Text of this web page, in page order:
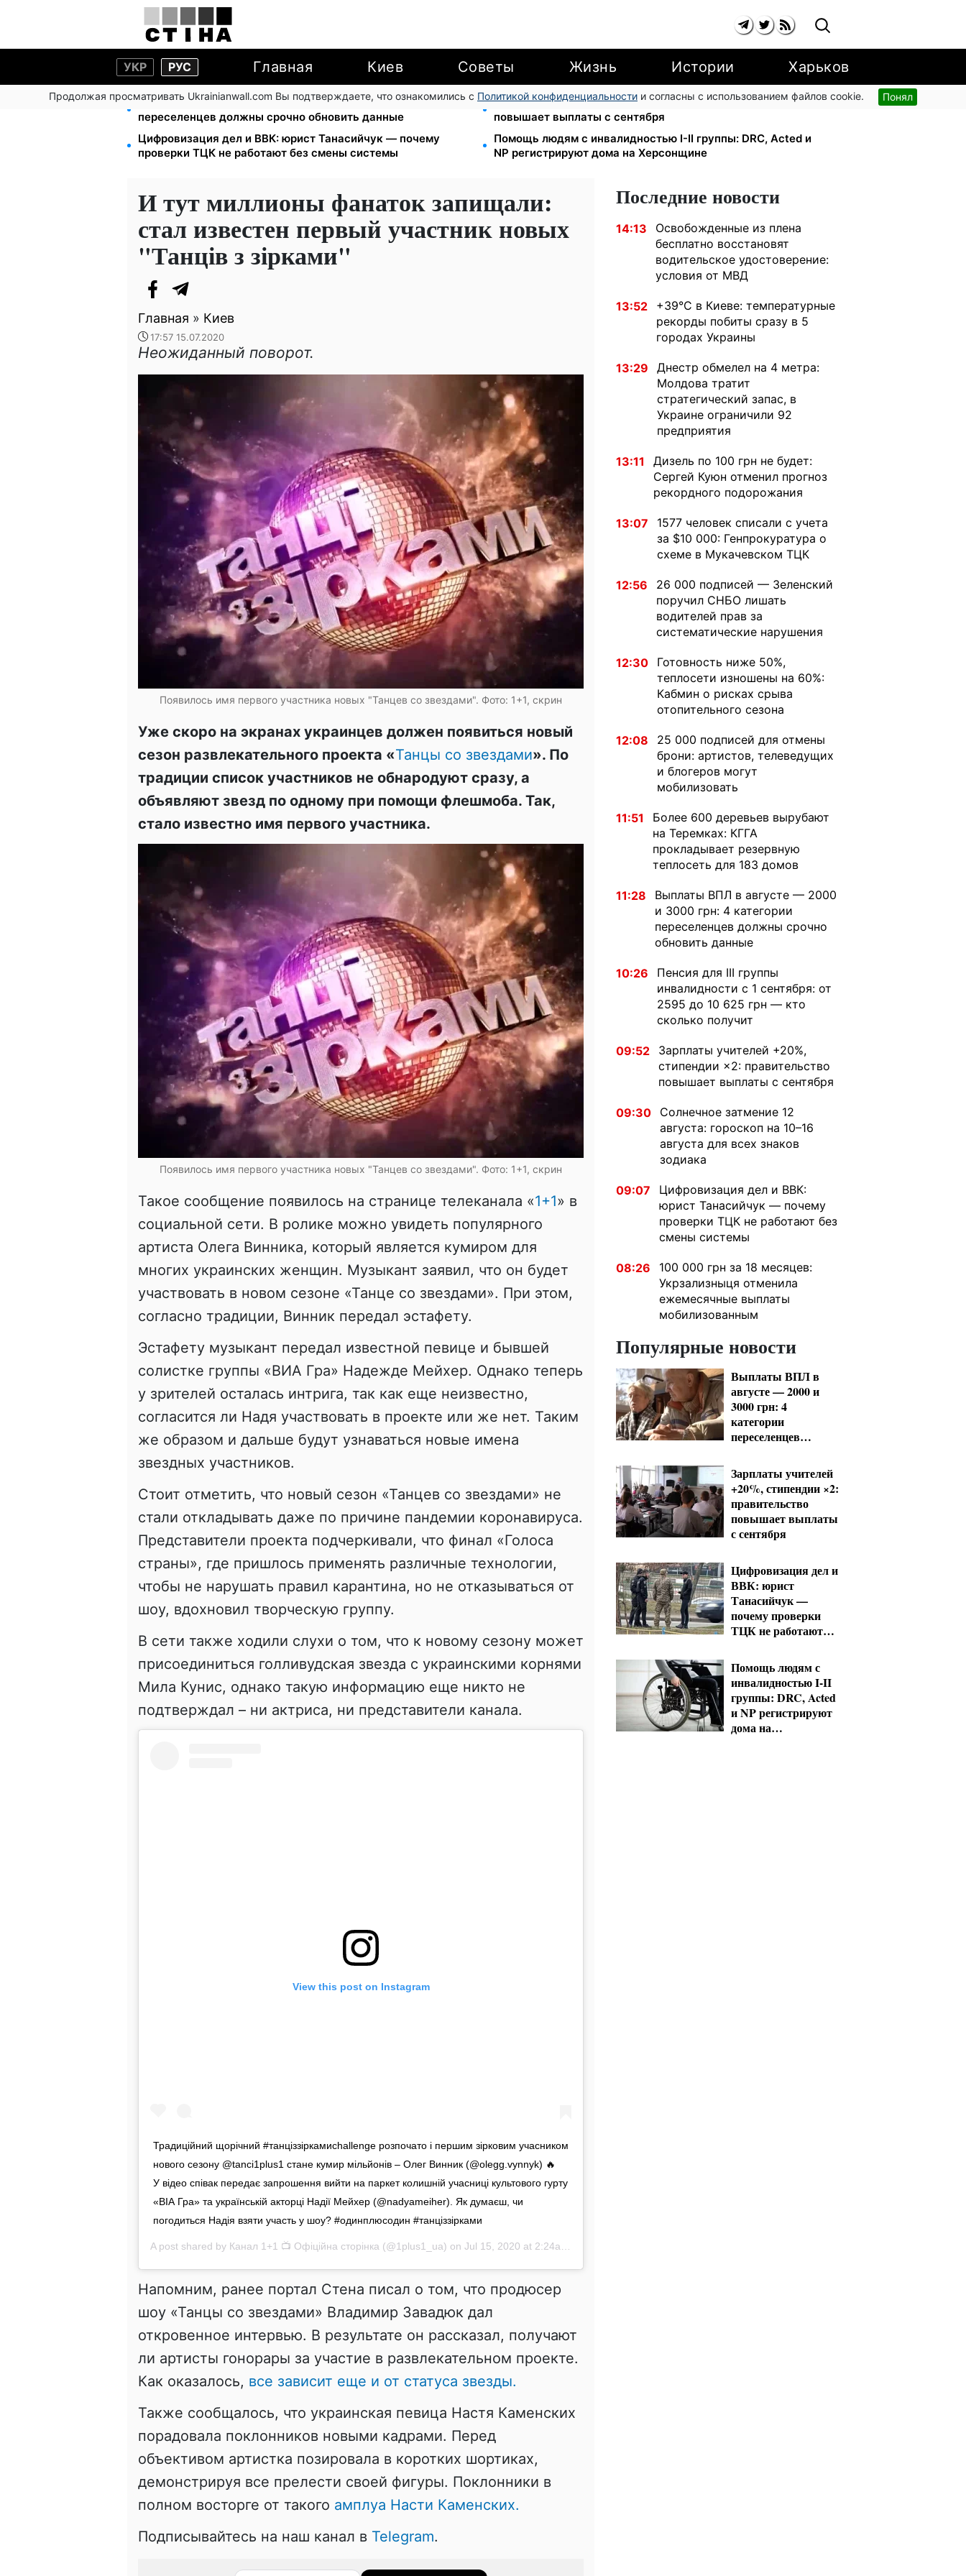
УКР РУС Главная Киев Советы Жизнь Истории Харьков
Продолжая просматривать Ukrainianwall.com Вы подтверждаете, что ознакомились с Политикой конфиденциальности и согласны с использованием файлов cookie. Понял
Выплаты ВПЛ в августе — 2000 и 3000 грн: 4 категории
переселенцев должны срочно обновить данные
Зарплаты учителей +20%, стипендии ×2: правительство
повышает выплаты с сентября
Цифровизация дел и ВВК: юрист Танасийчук — почему
проверки ТЦК не работают без смены системы
Помощь людям с инвалидностью I-II группы: DRC, Acted и
NP регистрируют дома на Херсонщине
И тут миллионы фанаток запищали:
стал известен первый участник новых
"Танців з зірками"
Главная » Киев
17:57 15.07.2020
Неожиданный поворот.
Появилось имя первого участника новых "Танцев со звездами". Фото: 1+1, скрин
Уже скоро на экранах украинцев должен появиться новый
сезон развлекательного проекта «Танцы со звездами». По
традиции список участников не обнародуют сразу, а
объявляют звезд по одному при помощи флешмоба. Так,
стало известно имя первого участника.
Появилось имя первого участника новых "Танцев со звездами". Фото: 1+1, скрин
Такое сообщение появилось на странице телеканала «1+1» в
социальной сети. В ролике можно увидеть популярного
артиста Олега Винника, который является кумиром для
многих украинских женщин. Музыкант заявил, что он будет
участвовать в новом сезоне «Танце со звездами». При этом,
согласно традиции, Винник передал эстафету.
Эстафету музыкант передал известной певице и бывшей
солистке группы «ВИА Гра» Надежде Мейхер. Однако теперь
у зрителей осталась интрига, так как еще неизвестно,
согласится ли Надя участвовать в проекте или же нет. Таким
же образом и дальше будут узнаваться новые имена
звездных участников.
Стоит отметить, что новый сезон «Танцев со звездами» не
стали откладывать даже по причине пандемии коронавируса.
Представители проекта подчеркивали, что финал «Голоса
страны», где пришлось применять различные технологии,
чтобы не нарушать правил карантина, но не отказываться от
шоу, вдохновил творческую группу.
В сети также ходили слухи о том, что к новому сезону может
присоединиться голливудская звезда с украинскими корнями
Мила Кунис, однако такую информацию еще никто не
подтверждал – ни актриса, ни представители канала.
View this post on Instagram
Традиційний щорічний #танціззіркамиchallenge розпочато і першим зірковим учасником
нового сезону @tanci1plus1 стане кумир мільйонів – Олег Винник (@olegg.vynnyk) 🔥 ⠀
У відео співак передає запрошення вийти на паркет колишній учасниці культового гурту
«ВІА Гра» та українській акторці Надії Мейхер (@nadyameiher). Як думаєш, чи
погодиться Надія взяти участь у шоу? #одинплюсодин #танціззірками
A post shared by Канал 1+1 📺 Офіційна сторінка (@1plus1_ua) on Jul 15, 2020 at 2:24am PDT
Напомним, ранее портал Стена писал о том, что продюсер
шоу «Танцы со звездами» Владимир Завадюк дал
откровенное интервью. В результате он рассказал, получают
ли артисты гонорары за участие в развлекательном проекте.
Как оказалось, все зависит еще и от статуса звезды.
Также сообщалось, что украинская певица Настя Каменских
порадовала поклонников новыми кадрами. Перед
объективом артистка позировала в коротких шортиках,
демонстрируя все прелести своей фигуры. Поклонники в
полном восторге от такого амплуа Насти Каменских.
Подписывайтесь на наш канал в Telegram.
Последние новости
14:13
Освобожденные из плена
бесплатно восстановят
водительское удостоверение:
условия от МВД
13:52
+39°C в Киеве: температурные
рекорды побиты сразу в 5
городах Украины
13:29
Днестр обмелел на 4 метра:
Молдова тратит
стратегический запас, в
Украине ограничили 92
предприятия
13:11
Дизель по 100 грн не будет:
Сергей Куюн отменил прогноз
рекордного подорожания
13:07
1577 человек списали с учета
за $10 000: Генпрокуратура о
схеме в Мукачевском ТЦК
12:56
26 000 подписей — Зеленский
поручил СНБО лишать
водителей прав за
систематические нарушения
12:30
Готовность ниже 50%,
теплосети изношены на 60%:
Кабмин о рисках срыва
отопительного сезона
12:08
25 000 подписей для отмены
брони: артистов, телеведущих
и блогеров могут
мобилизовать
11:51
Более 600 деревьев вырубают
на Теремках: КГГА
прокладывает резервную
теплосеть для 183 домов
11:28
Выплаты ВПЛ в августе — 2000
и 3000 грн: 4 категории
переселенцев должны срочно
обновить данные
10:26
Пенсия для III группы
инвалидности с 1 сентября: от
2595 до 10 625 грн — кто
сколько получит
09:52
Зарплаты учителей +20%,
стипендии ×2: правительство
повышает выплаты с сентября
09:30
Солнечное затмение 12
августа: гороскоп на 10–16
августа для всех знаков
зодиака
09:07
Цифровизация дел и ВВК:
юрист Танасийчук — почему
проверки ТЦК не работают без
смены системы
08:26
100 000 грн за 18 месяцев:
Укрзализныця отменила
ежемесячные выплаты
мобилизованным
Популярные новости
Выплаты ВПЛ в
августе — 2000 и
3000 грн: 4
категории
переселенцев
обновить данные
Зарплаты учителей
+20%, стипендии ×2:
правительство
повышает выплаты
с сентября
Цифровизация дел и
ВВК: юрист
Танасийчук —
почему проверки
ТЦК не работают
Помощь людям с
инвалидностью I-II
группы: DRC, Acted
и NP регистрируют
дома на